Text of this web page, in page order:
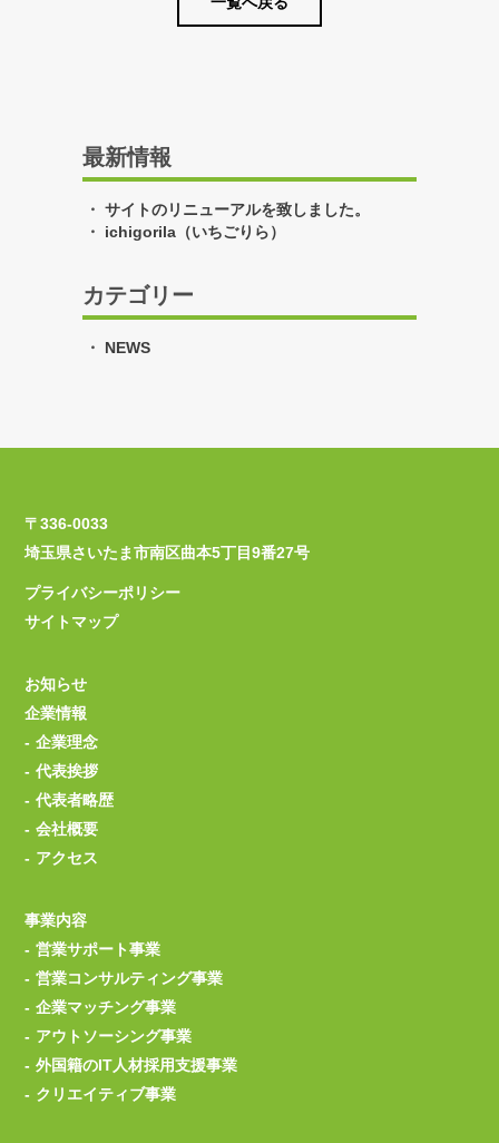
最新情報
サイトのリニューアルを致しました。
ichigorila（いちごりら）
カテゴリー
NEWS
〒336-0033
埼玉県さいたま市南区曲本5丁目9番27号
プライバシーポリシー
サイトマップ
お知らせ
企業情報
企業理念
代表挨拶
代表者略歴
会社概要
アクセス
事業内容
営業サポート事業
営業コンサルティング事業
企業マッチング事業
アウトソーシング事業
外国籍のIT人材採用支援事業
クリエイティブ事業